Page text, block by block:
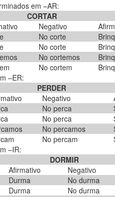
em –AR:
CORTAR
Negativo
No corte
No corte
No cortemos
No cortem
–ER:
PERDER
Negativo
No perca
No perca
No percamos
No percam
–IR:
DORMIR
Afirmativo Negativo
Durma No durma
Durma No durma